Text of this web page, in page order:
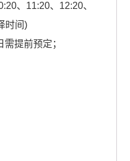
、11:20、12:20、
时间)
提前预定；